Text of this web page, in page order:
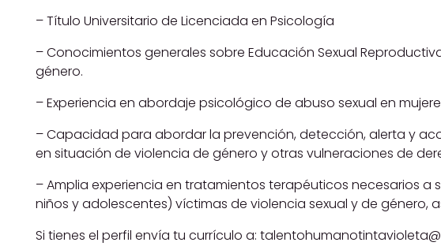
– Título Universitario de Licenciada en Psicología
– Conocimientos generales sobre Educación Sexual
género.
– Experiencia en abordaje psicológico de abuso sexual en
– Capacidad para abordar la prevención, detección, alerta y
en situación de violencia de género y otras vulneraciones de
– Amplia experiencia en tratamientos terapéuticos necesarios a
niños y adolescentes) víctimas de violencia sexual y de género,
Si tienes el perfil envía tu currículo a: